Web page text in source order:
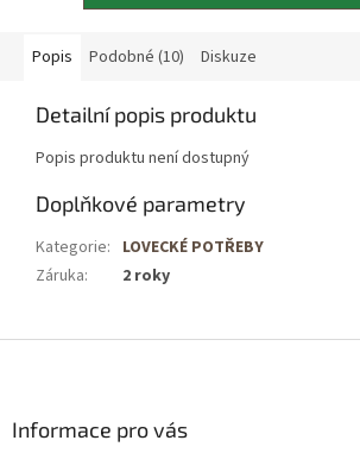
Popis Podobné (10) Diskuze
Detailní popis produktu
Popis produktu není dostupný
Doplňkové parametry
Kategorie: LOVECKÉ POTŘEBY
Záruka: 2 roky
Informace pro vás